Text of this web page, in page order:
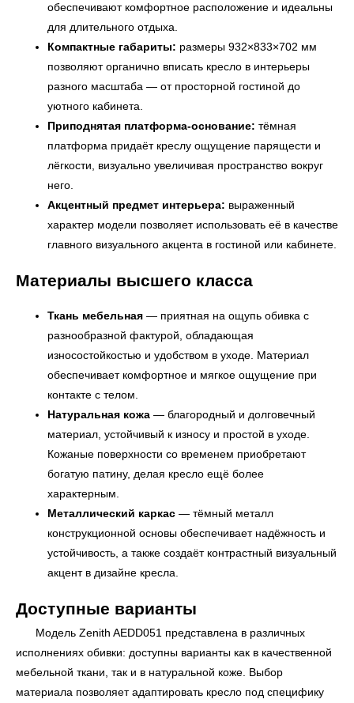
обеспечивают комфортное расположение и идеальны
для длительного отдыха.
Компактные габариты: размеры 932×833×702 мм
позволяют органично вписать кресло в интерьеры
разного масштаба — от просторной гостиной до
уютного кабинета.
Приподнятая платформа-основание: тёмная
платформа придаёт креслу ощущение парящести и
лёгкости, визуально увеличивая пространство вокруг
него.
Акцентный предмет интерьера: выраженный
характер модели позволяет использовать её в качестве
главного визуального акцента в гостиной или кабинете.
Материалы высшего класса
Ткань мебельная — приятная на ощупь обивка с
разнообразной фактурой, обладающая
износостойкостью и удобством в уходе. Материал
обеспечивает комфортное и мягкое ощущение при
контакте с телом.
Натуральная кожа — благородный и долговечный
материал, устойчивый к износу и простой в уходе.
Кожаные поверхности со временем приобретают
богатую патину, делая кресло ещё более
характерным.
Металлический каркас — тёмный металл
конструкционной основы обеспечивает надёжность и
устойчивость, а также создаёт контрастный визуальный
акцент в дизайне кресла.
Доступные варианты
Модель Zenith AEDD051 представлена в различных
исполнениях обивки: доступны варианты как в качественной
мебельной ткани, так и в натуральной коже. Выбор
материала позволяет адаптировать кресло под специфику
← Вернуться на предыдущую страницу
УЗНАТЬ ПОДРОБНЕЕ